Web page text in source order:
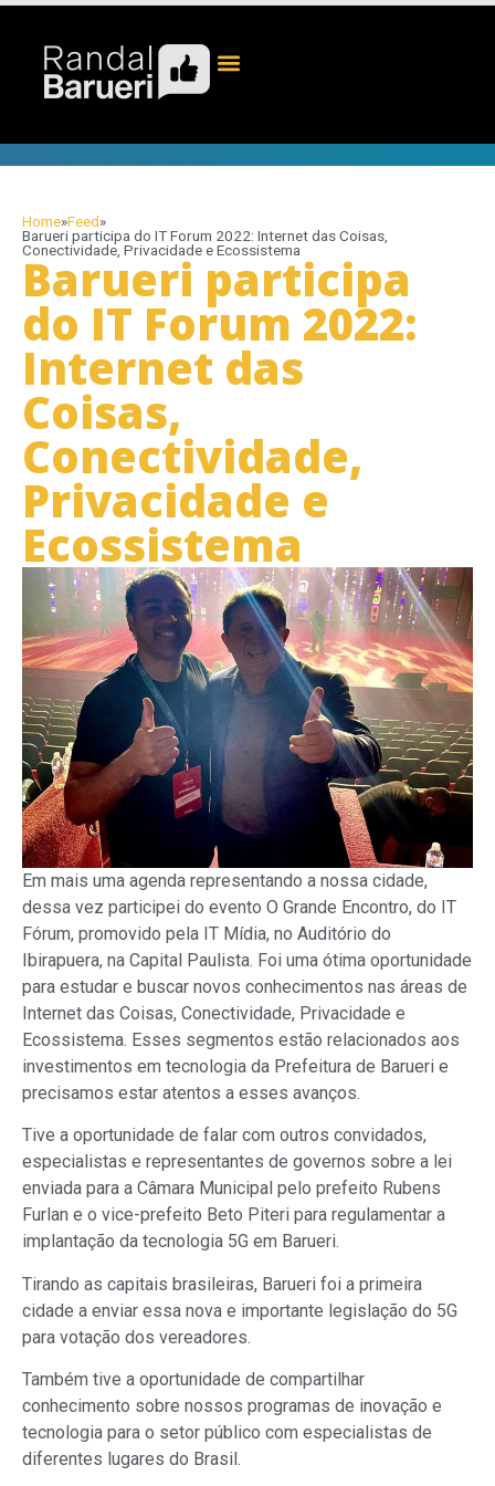
Home»Feed»
Barueri participa do IT Forum 2022: Internet das Coisas,
Conectividade, Privacidade e Ecossistema
Barueri participa
do IT Forum 2022:
Internet das
Coisas,
Conectividade,
Privacidade e
Ecossistema
Em mais uma agenda representando a nossa cidade,
dessa vez participei do evento O Grande Encontro, do IT
Fórum, promovido pela IT Mídia, no Auditório do
Ibirapuera, na Capital Paulista. Foi uma ótima oportunidade
para estudar e buscar novos conhecimentos nas áreas de
Internet das Coisas, Conectividade, Privacidade e
Ecossistema. Esses segmentos estão relacionados aos
investimentos em tecnologia da Prefeitura de Barueri e
precisamos estar atentos a esses avanços.
Tive a oportunidade de falar com outros convidados,
especialistas e representantes de governos sobre a lei
enviada para a Câmara Municipal pelo prefeito Rubens
Furlan e o vice-prefeito Beto Piteri para regulamentar a
implantação da tecnologia 5G em Barueri.
Tirando as capitais brasileiras, Barueri foi a primeira
cidade a enviar essa nova e importante legislação do 5G
para votação dos vereadores.
Também tive a oportunidade de compartilhar
conhecimento sobre nossos programas de inovação e
tecnologia para o setor público com especialistas de
diferentes lugares do Brasil.